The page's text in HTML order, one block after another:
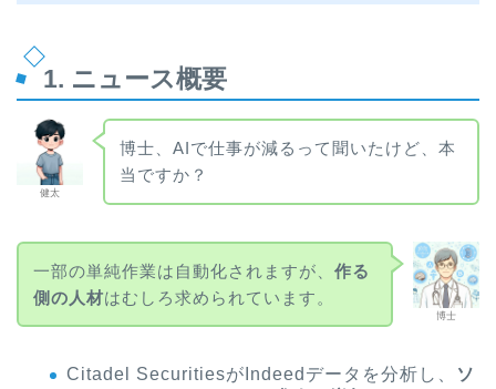
1. ニュース概要
健太
博士、AIで仕事が減るって聞いたけど、本
当ですか？
博士
一部の単純作業は自動化されますが、 作る
側の人材はむしろ求められています。
Citadel SecuritiesがIndeedデータを分析し、
ソ